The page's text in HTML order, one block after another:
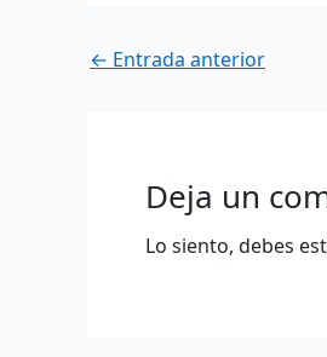
← Entrada anterior
Deja un
Lo siento, debes